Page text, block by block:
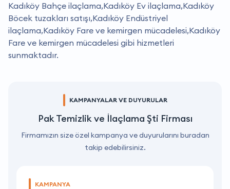
Kadıköy Bahçe ilaçlama,Kadıköy Ev ilaçlama,Kadıköy
Böcek tuzakları satışı,Kadıköy Endüstriyel
ilaçlama,Kadıköy Fare ve kemirgen mücadelesi,Kadıköy
Fare ve kemirgen mücadelesi gibi hizmetleri
sunmaktadır.
KAMPANYALAR VE DUYURULAR
Pak Temizlik ve İlaçlama Şti Firması
Firmamızın size özel kampanya ve duyurularını buradan
takip edebilirsiniz.
KAMPANYA